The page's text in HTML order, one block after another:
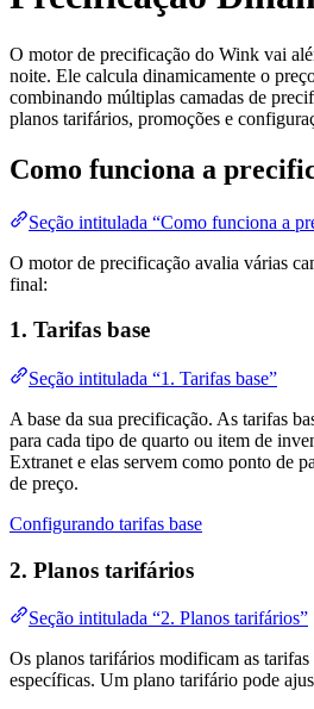
O motor de precificação do Wink vai
noite. Ele calcula dinamicamente o
combinando múltiplas camadas de
planos tarifários, promoções e
Como funciona a
Seção intitulada “Como funciona a
O motor de precificação avalia várias
final:
1. Tarifas base
Seção intitulada “1. Tarifas base”
A base da sua precificação. As tarifas
para cada tipo de quarto ou item de
Extranet e elas servem como ponto de
de preço.
Configurando tarifas base
2. Planos tarifários
Seção intitulada “2. Planos tarifários”
Os planos tarifários modificam as tarifas
específicas. Um plano tarifário pode